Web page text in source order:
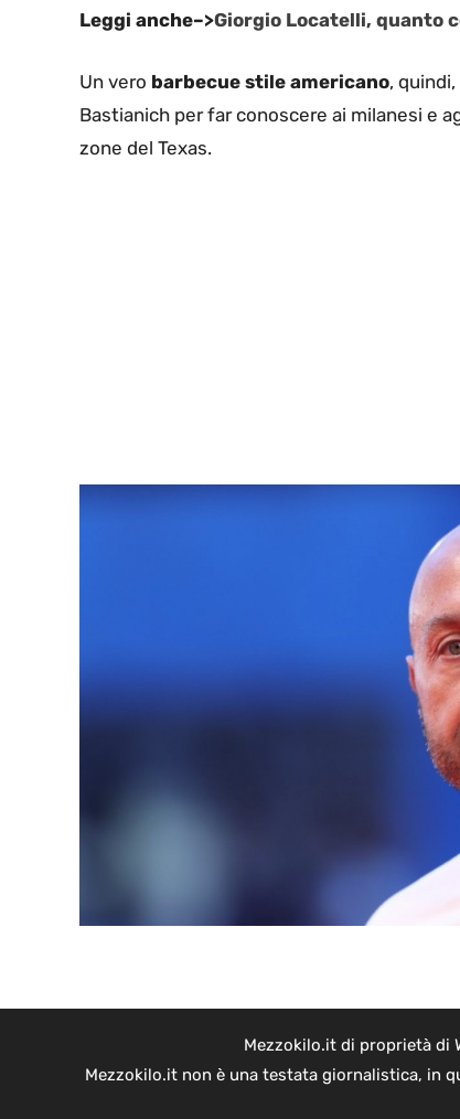
Leggi anche–>Giorgio Locatelli, quanto
Un vero barbecue stile americano,
Bastianich per far conoscere ai milanesi e
zone del Texas.
Mezzokilo.it di proprietà di
Mezzokilo.it non è una testata giornalistica, in